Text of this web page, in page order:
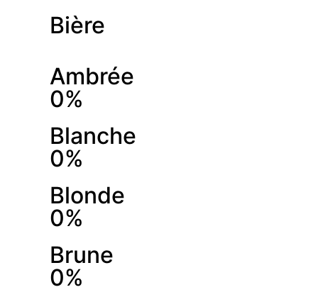
Bière
Ambrée
0%
Blanche
0%
Blonde
0%
Brune
0%